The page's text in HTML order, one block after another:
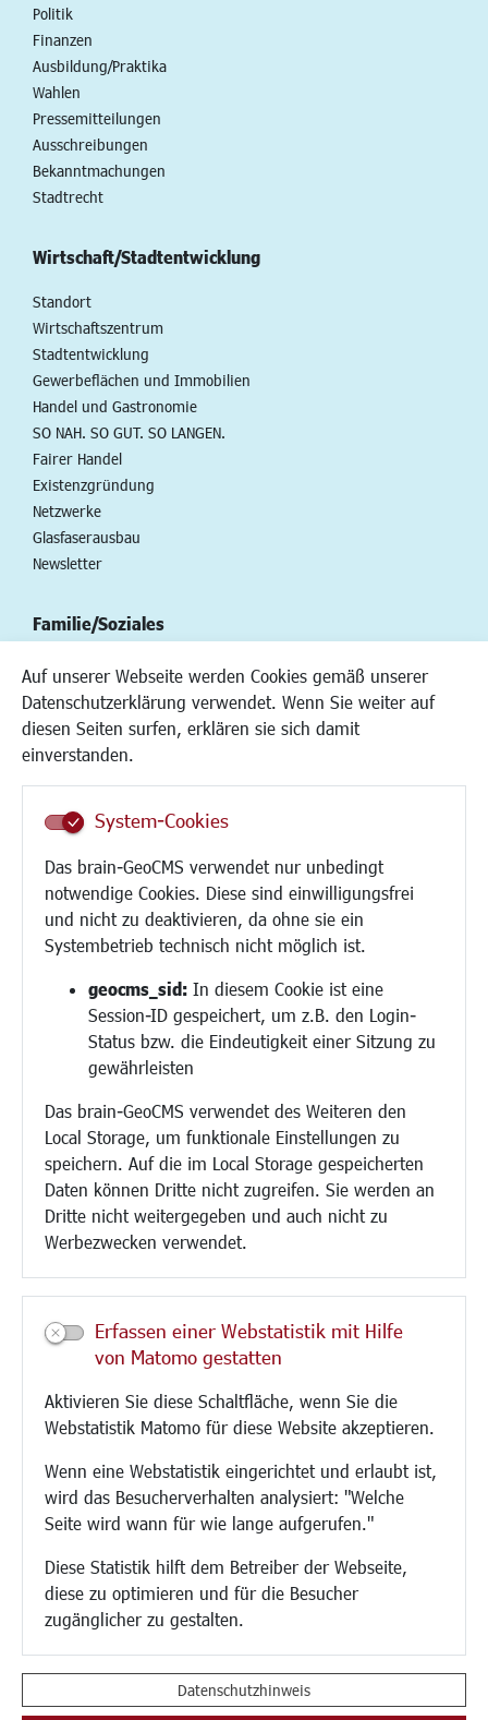
Auf unserer Webseite werden Cookies gemäß unserer
Datenschutzerklärung verwendet. Wenn Sie weiter auf
diesen Seiten surfen, erklären sie sich damit
einverstanden.
System-Cookies
Das brain-GeoCMS verwendet nur unbedingt
notwendige Cookies. Diese sind einwilligungsfrei
und nicht zu deaktivieren, da ohne sie ein
Systembetrieb technisch nicht möglich ist.
geocms_sid: In diesem Cookie ist eine
Session-ID gespeichert, um z.B. den Login-
Status bzw. die Eindeutigkeit einer Sitzung zu
gewährleisten
Das brain-GeoCMS verwendet des Weiteren den
Local Storage, um funktionale Einstellungen zu
speichern. Auf die im Local Storage gespeicherten
Daten können Dritte nicht zugreifen. Sie werden an
Dritte nicht weitergegeben und auch nicht zu
Werbezwecken verwendet.
Erfassen einer Webstatistik mit Hilfe
von Matomo gestatten
Aktivieren Sie diese Schaltfläche, wenn Sie die
Webstatistik Matomo für diese Website akzeptieren.
Wenn eine Webstatistik eingerichtet und erlaubt ist,
wird das Besucherverhalten analysiert: "Welche
Seite wird wann für wie lange aufgerufen."
Diese Statistik hilft dem Betreiber der Webseite,
diese zu optimieren und für die Besucher
zugänglicher zu gestalten.
Datenschutzhinweis
Politik
Finanzen
Ausbildung/Praktika
Wahlen
Pressemitteilungen
Ausschreibungen
Bekanntmachungen
Stadtrecht
Wirtschaft/Stadtentwicklung
Standort
Wirtschaftszentrum
Stadtentwicklung
Gewerbeflächen und Immobilien
Handel und Gastronomie
SO NAH. SO GUT. SO LANGEN.
Fairer Handel
Existenzgründung
Netzwerke
Glasfaserausbau
Newsletter
Familie/Soziales
Kinderbetreuung
Kinder und Jugend
Institutionen für Familien
Frauen
Schule
Demokratie leben
Ukrainehilfe
Hilfe für Geflüchtete
Religion
Bauen/Umwelt/Mobilität
Bebauungsplanung
Verkehr/Mobilität
Glasfaserausbau
Aktuelle Baustellen
Paddelteich
CINDY S
Kultur/Freizeit/Tourismus
Veranstaltungen
Neue Stadthalle Langen
Bäder
Musikschule
Stadtbücherei
Stadtarchiv
Museen
Hotels/Unterkünfte
Gastronomie
Kunstszene
Vereine und Institutionen